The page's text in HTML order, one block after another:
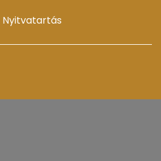
Nyitvatartás